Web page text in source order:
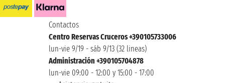
Contactos
Centro Reservas Cruceros +390105733006
lun-vie 9/19 - sáb 9/13 (32 lineas)
Administración +390105704878
lun-vie 09:00 - 12:00 y 15:00 - 17:00